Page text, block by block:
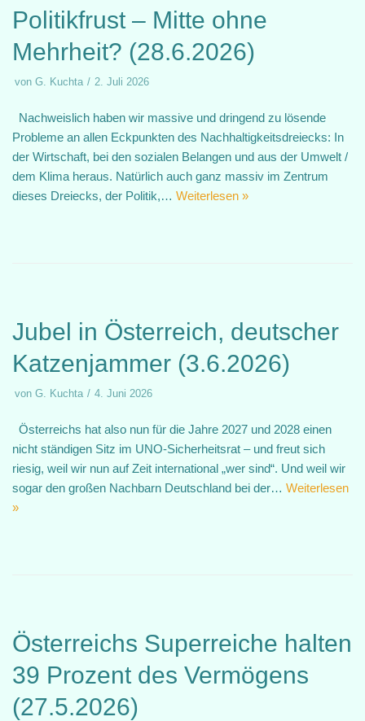
Politikfrust – Mitte ohne
Mehrheit? (28.6.2026)
von G. Kuchta 2. Juli 2026
Nachweislich haben wir massive und dringend zu lösende
Probleme an allen Eckpunkten des Nachhaltigkeitsdreiecks: In
der Wirtschaft, bei den sozialen Belangen und aus der Umwelt /
dem Klima heraus. Natürlich auch ganz massiv im Zentrum
dieses Dreiecks, der Politik,… Weiterlesen »
Jubel in Österreich, deutscher
Katzenjammer (3.6.2026)
von G. Kuchta 4. Juni 2026
Österreichs hat also nun für die Jahre 2027 und 2028 einen
nicht ständigen Sitz im UNO-Sicherheitsrat – und freut sich
riesig, weil wir nun auf Zeit international „wer sind“. Und weil wir
sogar den großen Nachbarn Deutschland bei der… Weiterlesen
»
Österreichs Superreiche halten
39 Prozent des Vermögens
(27.5.2026)